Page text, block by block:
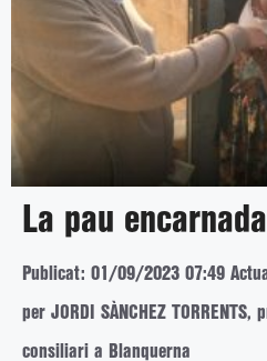
La pau encarnada
Publicat: 01/09/2023 07:49
per JORDI SÀNCHEZ
consiliari a Blanquerna